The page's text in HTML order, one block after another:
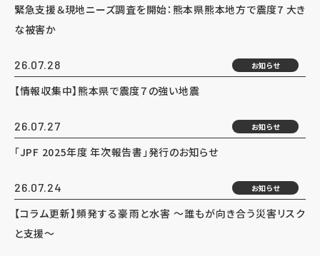
緊急支援＆現地ニーズ調査を開始：熊本県熊本地方で震度7 大き
な被害か
26.07.28 お知らせ
【情報収集中】熊本県で震度７の強い地震
26.07.27 お知らせ
「JPF 2025年度 年次報告書」発行のお知らせ
26.07.24 お知らせ
【コラム更新】頻発する豪雨と水害 ～誰もが向き合う災害リスク
と支援～